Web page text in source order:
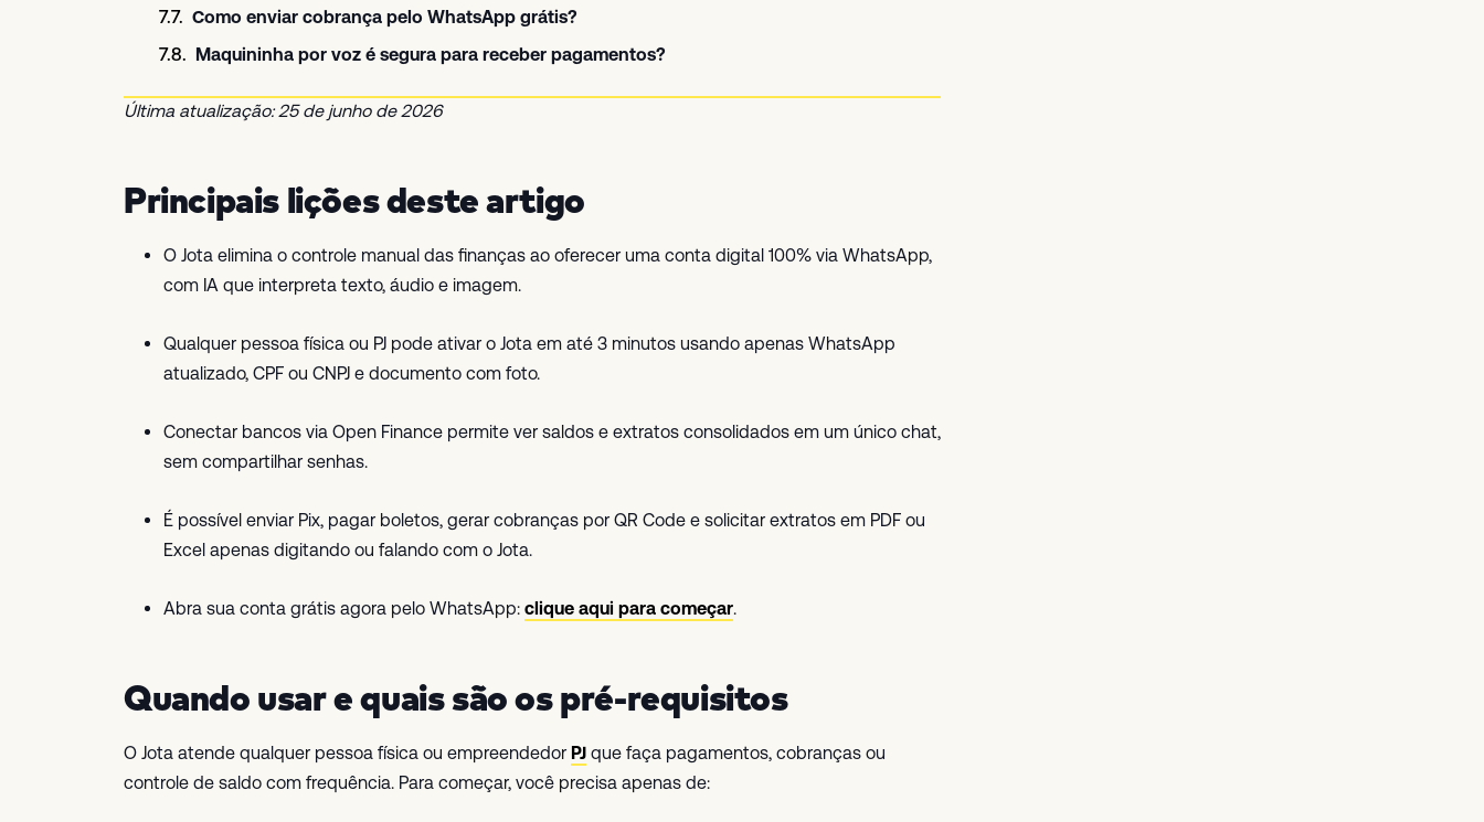
Como enviar cobrança pelo WhatsApp grátis?
Maquininha por voz é segura para receber pagamentos?
Última atualização: 25 de junho de 2026
Principais lições deste artigo
O Jota elimina o controle manual das finanças ao oferecer uma conta digital 100% via WhatsApp,
com IA que interpreta texto, áudio e imagem.
Qualquer pessoa física ou PJ pode ativar o Jota em até 3 minutos usando apenas WhatsApp
atualizado, CPF ou CNPJ e documento com foto.
Conectar bancos via Open Finance permite ver saldos e extratos consolidados em um único chat,
sem compartilhar senhas.
É possível enviar Pix, pagar boletos, gerar cobranças por QR Code e solicitar extratos em PDF ou
Excel apenas digitando ou falando com o Jota.
Abra sua conta grátis agora pelo WhatsApp: clique aqui para começar.
Quando usar e quais são os pré-requisitos
O Jota atende qualquer pessoa física ou empreendedor PJ que faça pagamentos, cobranças ou
controle de saldo com frequência. Para começar, você precisa apenas de: